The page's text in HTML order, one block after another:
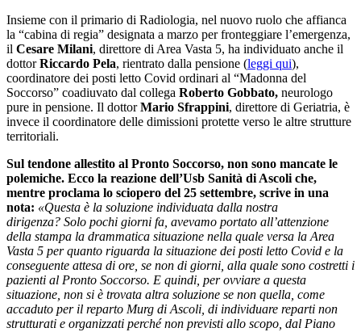
Insieme con il primario di Radiologia, nel nuovo ruolo che affianca
la “cabina di regia” designata a marzo per fronteggiare l’emergenza,
il Cesare Milani, direttore di Area Vasta 5, ha individuato anche il
dottorRiccardo Pela, rientrato dalla pensione (leggi qui),
coordinatore dei posti letto Covid ordinari al “Madonna del
Soccorso” coadiuvato dal collega Roberto Gobbato, neurologo
pure in pensione. Il dottorMario Sfrappini, direttore di Geriatria, è
invece il coordinatore delle dimissioni protette verso le altre strutture
territoriali.
Sul tendone allestito al Pronto Soccorso, non sono mancate le
polemiche. Ecco la reazione dell’Usb Sanità di Ascoli che,
mentre proclama lo sciopero del 25 settembre, scrive in una
nota: «Questa è la soluzione individuata dalla nostra
dirigenza? Solo pochi giorni fa, avevamo portato all’attenzione
della stampa la drammatica situazione nella quale versa la Area
Vasta 5 per quanto riguarda la situazione dei posti letto Covid e la
conseguente attesa di ore, se non di giorni, alla quale sono costretti i
pazienti al Pronto Soccorso. E quindi, per ovviare a questa
situazione, non si è trovata altra soluzione se non quella, come
accaduto per il reparto Murg di Ascoli, di individuare reparti non
strutturati e organizzati perché non previsti allo scopo, dal Piano